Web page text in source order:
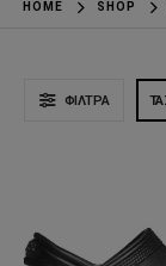
HOME SHOP
ΦΊΛΤΡΑ